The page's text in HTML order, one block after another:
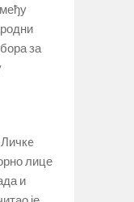
за
лице
и